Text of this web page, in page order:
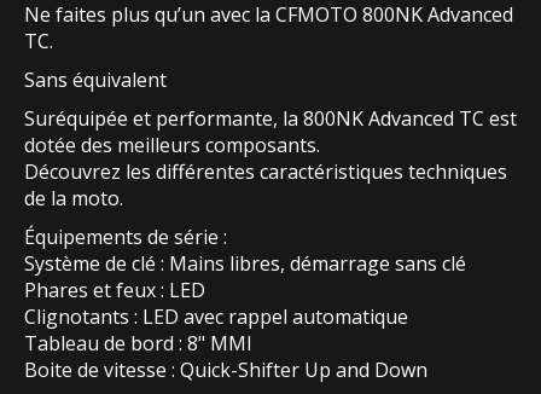
Ne faites plus qu’un avec la CFMOTO 800NK Advanced
TC.
Sans équivalent
Suréquipée et performante, la 800NK Advanced TC est
dotée des meilleurs composants.
Découvrez les différentes caractéristiques techniques
de la moto.
Équipements de série :
Système de clé : Mains libres, démarrage sans clé
Phares et feux : LED
Clignotants : LED avec rappel automatique
Tableau de bord : 8" MMI
Boite de vitesse : Quick-Shifter Up and Down